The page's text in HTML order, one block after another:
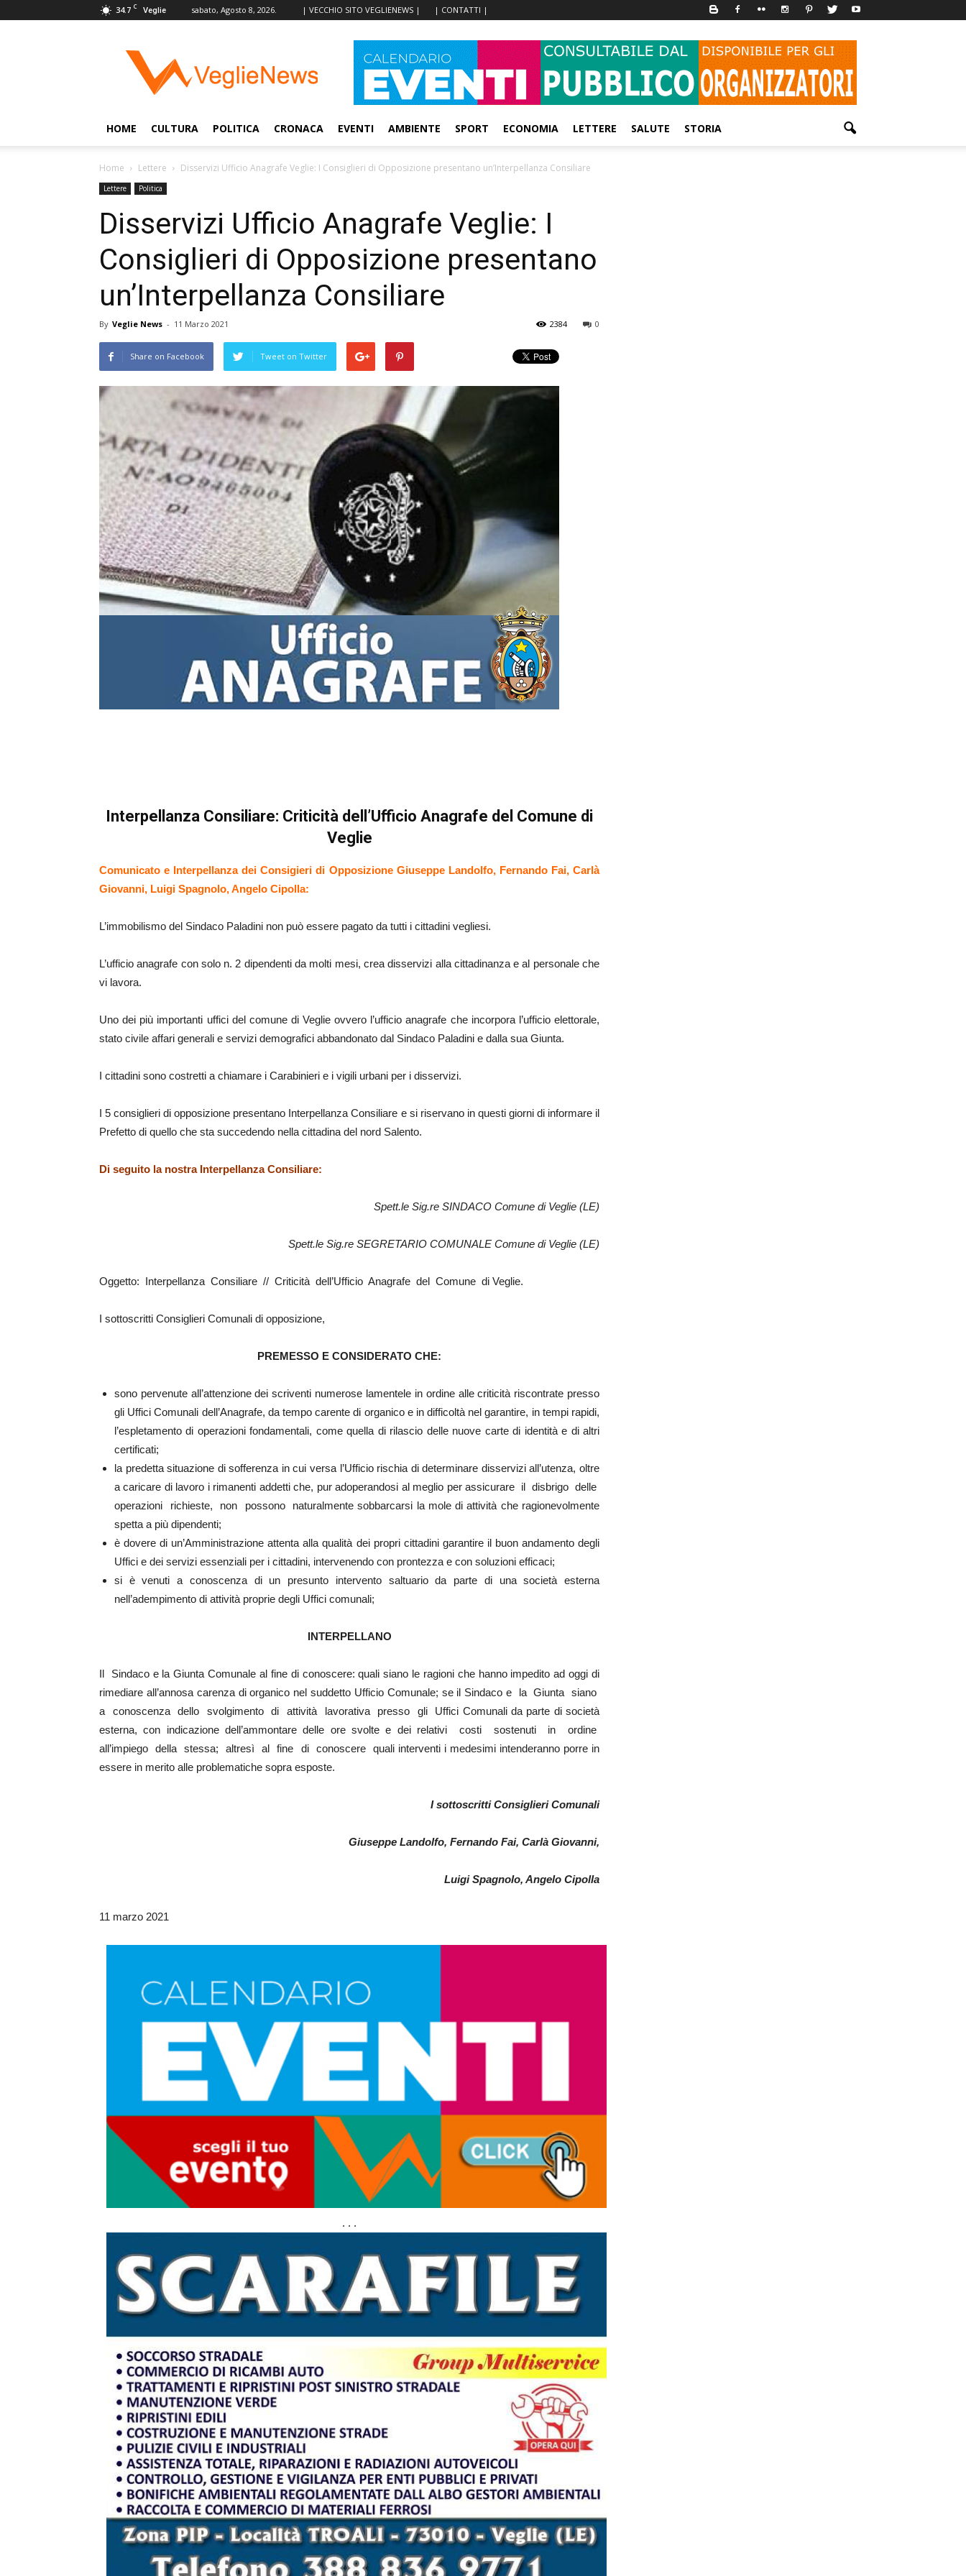
34.7 C Veglie sabato, Agosto 8, 2026. | VECCHIO SITO VEGLIENEWS | | CONTATTI |
VeglieNews
Veglie
nel
HOME
CULTURA POLITICA CRONACA EVENTI AMBIENTE SPORT ECONOMIA LETTERE SALUTE STORIA
Home Lettere Disservizi Ufficio Anagrafe Veglie: I Consiglieri di Opposizione presentano un’Interpellanza Consiliare
Lettere Politica
Disservizi Ufficio Anagrafe Veglie: I
Consiglieri di Opposizione presentano
un’Interpellanza Consiliare
By Veglie News - 11 Marzo 2021 0
2384
Share on Facebook Tweet on Twitter
Interpellanza Consiliare: Criticità dell’Ufficio Anagrafe del Comune di
Veglie
Comunicato e Interpellanza dei Consigieri di Opposizione Giuseppe Landolfo, Fernando Fai, Carlà
Giovanni, Luigi Spagnolo, Angelo Cipolla:
L’immobilismo del Sindaco Paladini non può essere pagato da tutti i cittadini vegliesi.
L’ufficio anagrafe con solo n. 2 dipendenti da molti mesi, crea disservizi alla cittadinanza e al personale che
vi lavora.
Uno dei più importanti uffici del comune di Veglie ovvero l’ufficio anagrafe che incorpora l’ufficio elettorale,
stato civile affari generali e servizi demografici abbandonato dal Sindaco Paladini e dalla sua Giunta.
I cittadini sono costretti a chiamare i Carabinieri e i vigili urbani per i disservizi.
I 5 consiglieri di opposizione presentano Interpellanza Consiliare e si riservano in questi giorni di informare il
Prefetto di quello che sta succedendo nella cittadina del nord Salento.
Di seguito la nostra Interpellanza Consiliare:
Spett.le Sig.re SINDACO Comune di Veglie (LE)
Spett.le Sig.re SEGRETARIO COMUNALE Comune di Veglie (LE)
Oggetto: Interpellanza Consiliare // Criticità dell’Ufficio Anagrafe del Comune di Veglie.
I sottoscritti Consiglieri Comunali di opposizione,
PREMESSO E CONSIDERATO CHE:
sono pervenute all’attenzione dei scriventi numerose lamentele in ordine alle criticità riscontrate presso
gli Uffici Comunali dell’Anagrafe, da tempo carente di organico e in difficoltà nel garantire, in tempi rapidi,
l’espletamento di operazioni fondamentali, come quella di rilascio delle nuove carte di identità e di altri
certificati;
la predetta situazione di sofferenza in cui versa l’Ufficio rischia di determinare disservizi all’utenza, oltre
a caricare di lavoro i rimanenti addetti che, pur adoperandosi al meglio per assicurare il disbrigo delle
operazioni richieste, non possono naturalmente sobbarcarsi la mole di attività che ragionevolmente
spetta a più dipendenti;
è dovere di un’Amministrazione attenta alla qualità dei propri cittadini garantire il buon andamento degli
Uffici e dei servizi essenziali per i cittadini, intervenendo con prontezza e con soluzioni efficaci;
si è venuti a conoscenza di un presunto intervento saltuario da parte di una società esterna
nell’adempimento di attività proprie degli Uffici comunali;
INTERPELLANO
Il Sindaco e la Giunta Comunale al fine di conoscere: quali siano le ragioni che hanno impedito ad oggi di
rimediare all’annosa carenza di organico nel suddetto Ufficio Comunale; se il Sindaco e la Giunta siano
a conoscenza dello svolgimento di attività lavorativa presso gli Uffici Comunali da parte di società
esterna, con indicazione dell’ammontare delle ore svolte e dei relativi costi sostenuti in ordine
all’impiego della stessa; altresì al fine di conoscere quali interventi i medesimi intenderanno porre in
essere in merito alle problematiche sopra esposte.
I sottoscritti Consiglieri Comunali
Giuseppe Landolfo, Fernando Fai, Carlà Giovanni,
Luigi Spagnolo, Angelo Cipolla
11 marzo 2021
. . .